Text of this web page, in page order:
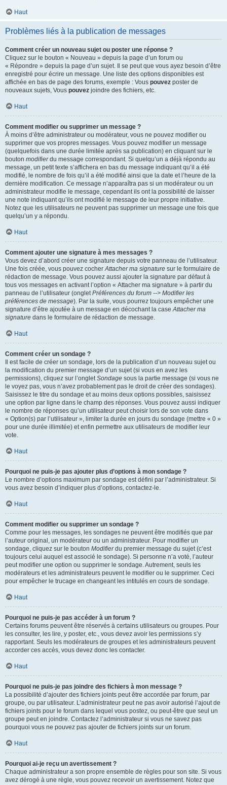
Haut
Problèmes liés à la publication de messages
Comment créer un nouveau sujet ou poster une réponse ?
Cliquez sur le bouton « Nouveau » depuis la page d’un forum ou
« Répondre » depuis la page d’un sujet. Il se peut que vous ayez besoin d’être
enregistré pour écrire un message. Une liste des options disponibles est
affichée en bas de page des forums, exemple : Vous pouvez poster de
nouveaux sujets, Vous pouvez joindre des fichiers, etc.
Haut
Comment modifier ou supprimer un message ?
À moins d’être administrateur ou modérateur, vous ne pouvez modifier ou
supprimer que vos propres messages. Vous pouvez modifier un message
(quelquefois dans une durée limitée après sa publication) en cliquant sur le
bouton modifierdu message correspondant. Si quelqu’un a déjà répondu au
message, un petit texte s’affichera en bas du message indiquant qu’il a été
modifié, le nombre de fois qu’il a été modifié ainsi que la date et l’heure de la
dernière modification. Ce message n’apparaîtra pas si un modérateur ou un
administrateur modifie le message, cependant ils ont la possibilité de laisser
une note indiquant qu’ils ont modifié le message de leur propre initiative.
Notez que les utilisateurs ne peuvent pas supprimer un message une fois que
quelqu’un y a répondu.
Haut
Comment ajouter une signature à mes messages ?
Vous devez d’abord créer une signature depuis votre panneau de l’utilisateur.
Une fois créée, vous pouvez cocherAttacher ma signature sur le formulaire de
rédaction de message. Vous pouvez aussi ajouter la signature par défaut à
tous vos messages en activant l’option « Attacher ma signature » à partir du
panneau de l’utilisateur (ongletPréférences du forum --> Modifier les
préférences de message). Par la suite, vous pourrez toujours empêcher une
signature d’être ajoutée à un message en décochant la caseAttacher ma
signature dans le formulaire de rédaction de message.
Haut
Comment créer un sondage ?
Il est facile de créer un sondage, lors de la publication d’un nouveau sujet ou
la modification du premier message d’un sujet (si vous en avez les
permissions), cliquez sur l’ongletSondage sous la partie message (si vous ne
le voyez pas, vous n’avez probablement pas le droit de créer des sondages).
Saisissez le titre du sondage et au moins deux options possibles, saisissez
une option par ligne dans le champ des réponses. Vous pouvez aussi indiquer
le nombre de réponses qu’un utilisateur peut choisir lors de son vote dans
« Option(s) par l’utilisateur », limiter la durée en jours du sondage (mettre « 0 »
pour une durée illimitée) et enfin permettre aux utilisateurs de modifier leur
vote.
Haut
Pourquoi ne puis-je pas ajouter plus d’options à mon sondage ?
Le nombre d’options maximum par sondage est défini par l’administrateur. Si
vous avez besoin d’indiquer plus d’options, contactez-le.
Haut
Comment modifier ou supprimer un sondage ?
Comme pour les messages, les sondages ne peuvent être modifiés que par
l’auteur original, un modérateur ou un administrateur. Pour modifier un
sondage, cliquez sur le bouton Modifierdu premier message du sujet (c’est
toujours celui auquel est associé le sondage). Si personne n’a voté, l’auteur
peut modifier une option ou supprimer le sondage. Autrement, seuls les
modérateurs et les administrateurs peuvent le modifier ou le supprimer. Ceci
pour empêcher le trucage en changeant les intitulés en cours de sondage.
Haut
Pourquoi ne puis-je pas accéder à un forum ?
Certains forums peuvent être réservés à certains utilisateurs ou groupes. Pour
les consulter, les lire, y poster, etc., vous devez avoir les permissions s’y
rapportant. Seuls les modérateurs de groupes et les administrateurs peuvent
accorder ces accès, vous devez donc les contacter.
Haut
Pourquoi ne puis-je pas joindre des fichiers à mon message ?
La possibilité d’ajouter des fichiers joints peut être accordée par forum, par
groupe, ou par utilisateur. L’administrateur peut ne pas avoir autorisé l’ajout de
fichiers joints pour le forum dans lequel vous postez, ou peut-être que seul un
groupe peut en joindre. Contactez l’administrateur si vous ne savez pas
pourquoi vous ne pouvez pas ajouter de fichiers joints sur un forum.
Haut
Pourquoi ai-je reçu un avertissement ?
Chaque administrateur a son propre ensemble de règles pour son site. Si vous
avez dérogé à une règle, vous pouvez recevoir un avertissement. Notez que